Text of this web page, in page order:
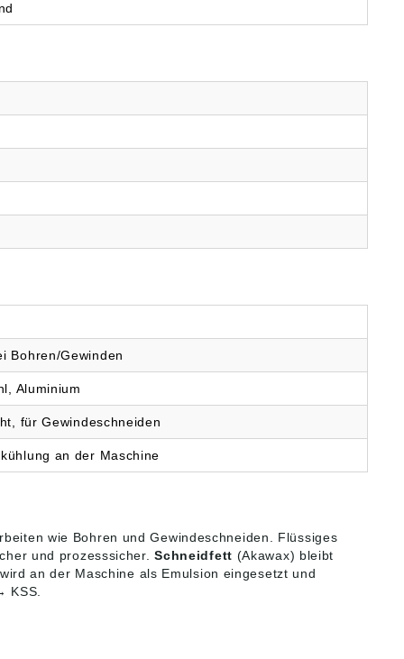
Bohren/Gewinden
Aluminium
für Gewindeschneiden
an der Maschine
wie Bohren und Gewindeschneiden. Flüssiges
und prozesssicher.Schneidfett (Akawax) bleibt
an der Maschine als Emulsion eingesetzt und
KSS.